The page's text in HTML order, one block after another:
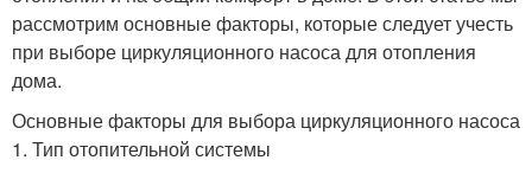
рассмотрим основные факторы, которые следует учесть
при выборе циркуляционного насоса для отопления
дома.
Основные факторы для выбора циркуляционного насоса
1. Тип отопительной системы